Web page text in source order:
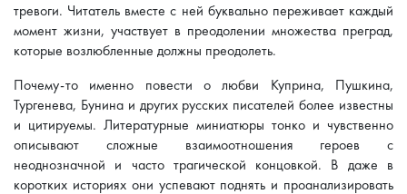
тревоги. Читатель вместе с ней буквально переживает каждый
момент жизни, участвует в преодолении множества преград,
которые возлюбленные должны преодолеть.
Почему-то именно повести о любви Куприна, Пушкина,
Тургенева, Бунина и других русских писателей более известны
и цитируемы. Литературные миниатюры тонко и чувственно
описывают сложные взаимоотношения героев с
неоднозначной и часто трагической концовкой. В даже в
коротких историях они успевают поднять и проанализировать